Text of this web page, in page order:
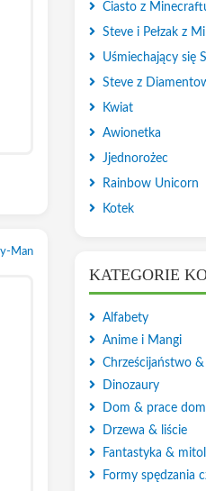
Man
Ciasto z
Steve i Pełzak z
Uśmiechający się
Steve z
Kwiat
Awionetka
Jjednorożec
Rainbow Unicorn
Kotek
KATEGORIE
Alfabety
Anime i Mangi
Chrześcijaństwo &
Dinozaury
Dom & prace
Drzewa & liście
Fantastyka &
Formy spędzania